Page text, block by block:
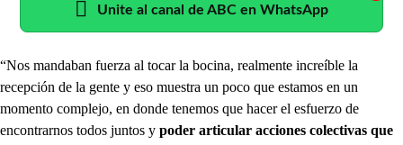
Unite al canal de ABC en WhatsApp
“Nos mandaban fuerza al tocar la bocina, realmente increíble la
recepción de la gente y eso muestra un poco que estamos en un
momento complejo, en donde tenemos que hacer el esfuerzo de
encontrarnos todos juntos y poder articular acciones colectivas que